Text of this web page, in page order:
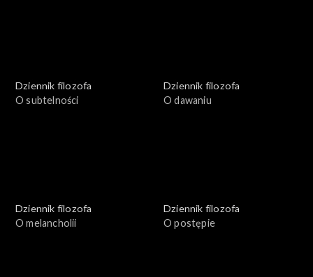
Dziennik filozofa
O subtelności
Dziennik filozofa
O dawaniu
Dziennik filozofa
O melancholii
Dziennik filozofa
O postępie